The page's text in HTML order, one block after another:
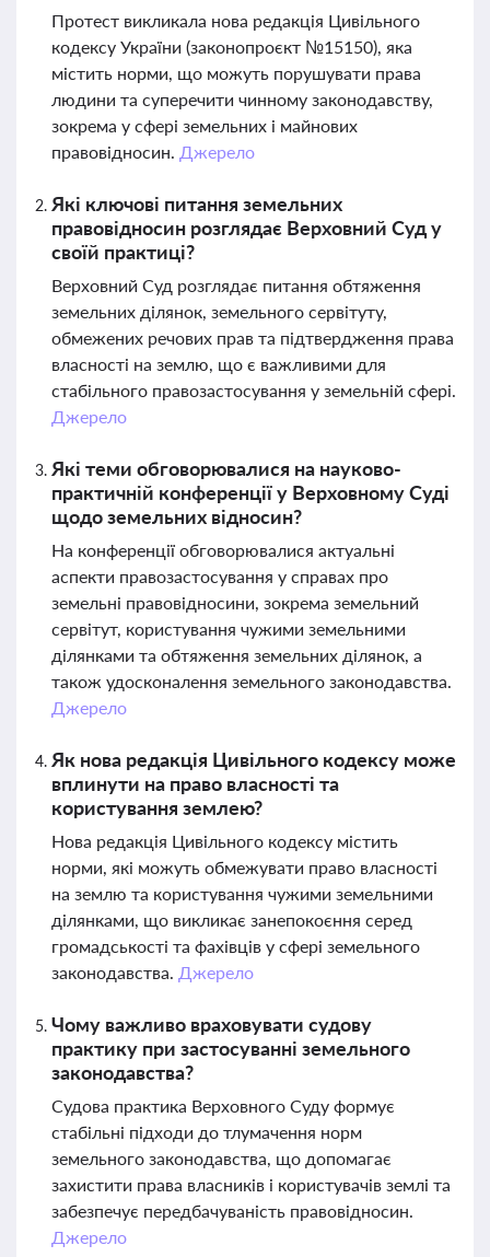
Протест викликала нова редакція Цивільного
кодексу України (законопроєкт №15150), яка
містить норми, що можуть порушувати права
людини та суперечити чинному законодавству,
зокрема у сфері земельних і майнових
правовідносин. Джерело
Які ключові питання земельних
правовідносин розглядає Верховний Суд у
своїй практиці?
Верховний Суд розглядає питання обтяження
земельних ділянок, земельного сервітуту,
обмежених речових прав та підтвердження права
власності на землю, що є важливими для
стабільного правозастосування у земельній сфері.
Джерело
Які теми обговорювалися на науково-
практичній конференції у Верховному Суді
щодо земельних відносин?
На конференції обговорювалися актуальні
аспекти правозастосування у справах про
земельні правовідносини, зокрема земельний
сервітут, користування чужими земельними
ділянками та обтяження земельних ділянок, а
також удосконалення земельного законодавства.
Джерело
Як нова редакція Цивільного кодексу може
вплинути на право власності та
користування землею?
Нова редакція Цивільного кодексу містить
норми, які можуть обмежувати право власності
на землю та користування чужими земельними
ділянками, що викликає занепокоєння серед
громадськості та фахівців у сфері земельного
законодавства. Джерело
Чому важливо враховувати судову
практику при застосуванні земельного
законодавства?
Судова практика Верховного Суду формує
стабільні підходи до тлумачення норм
земельного законодавства, що допомагає
захистити права власників і користувачів землі та
забезпечує передбачуваність правовідносин.
Джерело